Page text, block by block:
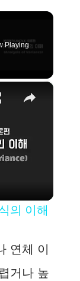
Playing
×
의 이해
연체 이
거나 높